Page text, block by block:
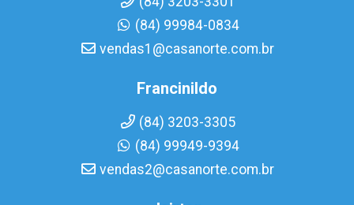
(84) 99984-0834
vendas1@casanorte.com.br
Francinildo
(84) 3203-3305
(84) 99949-9394
vendas2@casanorte.com.br